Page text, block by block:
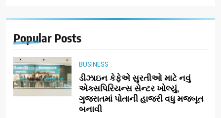
Popular Posts
BUSINESS
ડીઝાઇન કેફેએ સુરતીઓ માટે નવું
એક્સપિરિયન્સ સેન્ટર ખોલ્યું,
ગુજરાતમાં પોતાની હાજરી વધુ મજબૂત
બનાવી